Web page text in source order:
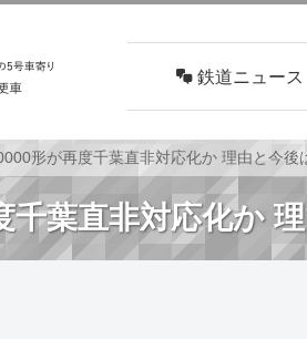
鉄道ニュース
車両技術
形が再度千葉直非対応化か 理由と今後
千葉直非対応化か